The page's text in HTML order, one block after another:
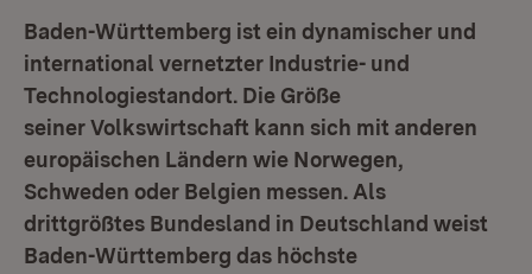
Baden-Württemberg ist ein dynamischer und
international vernetzter Industrie- und
Technologiestandort. Die Größe
seiner Volkswirtschaft kann sich mit anderen
europäischen Ländern wie Norwegen,
Schweden oder Belgien messen. Als
drittgrößtes Bundesland in Deutschland weist
Baden-Württemberg das höchste